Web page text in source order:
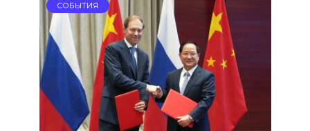
СОБЫТИЯ